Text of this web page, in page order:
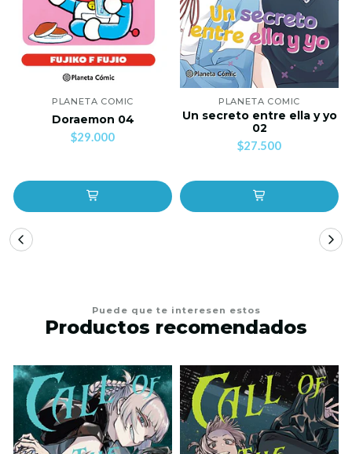
PLANETA COMIC
Doraemon 04
$29.000
PLANETA COMIC
Un secreto entre ella y yo
02
$27.500
Puede que te interesen estos
Productos recomendados